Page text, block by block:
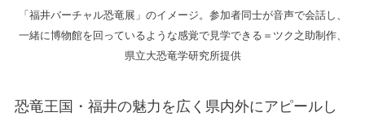
「福井バーチャル恐竜展」のイメージ。参加者同士が音声で会話し、
一緒に博物館を回っているような感覚で見学できる＝ツク之助制作、
県立大恐竜学研究所提供
恐竜王国・福井の魅力を広く県内外にアピールし